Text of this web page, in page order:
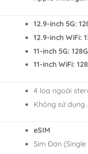
12.9-inch 5G:
12.9-inch WiFi:
11-inch 5G:
11-inch WiFi:
4 loa ngoài
Không sử dụng
eSIM
Sim Đơn (Single